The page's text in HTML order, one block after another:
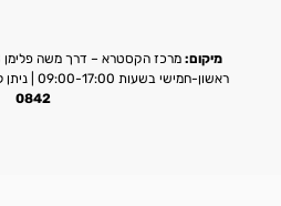
מיקום: מרכז הקסטרא – דרך משה פלימן 8, חיפה |
ראשון-חמישי בשעות 09:00-17:00 | ניתן ליצור קשר במספר
0842